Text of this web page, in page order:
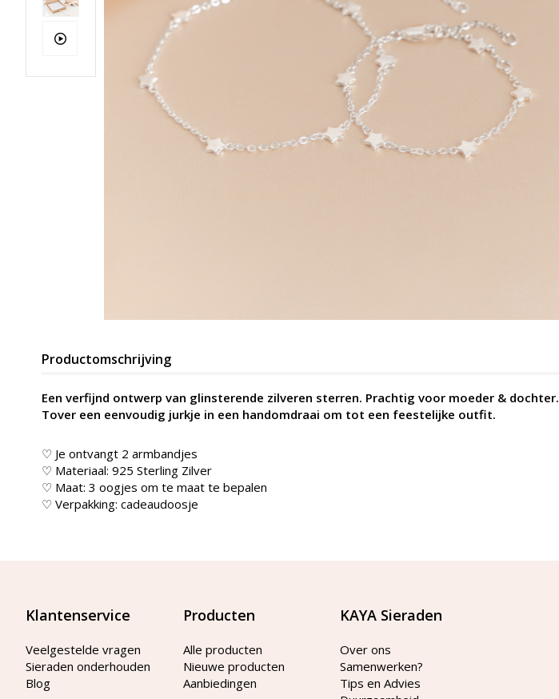
Productomschrijving
Een verfijnd ontwerp van glinsterende zilveren sterren. Prachtig voor moeder & dochter.
Tover een eenvoudig jurkje in een handomdraai om tot een feestelijke outfit.
♡ Je ontvangt 2 armbandjes
♡ Materiaal: 925 Sterling Zilver
♡ Maat: 3 oogjes om te maat te bepalen
♡ Verpakking: cadeaudoosje
Klantenservice
Veelgestelde vragen
Sieraden onderhouden
Blog
Producten
Alle producten
Nieuwe producten
Aanbiedingen
KAYA Sieraden
Over ons
Samenwerken?
Tips en Advies